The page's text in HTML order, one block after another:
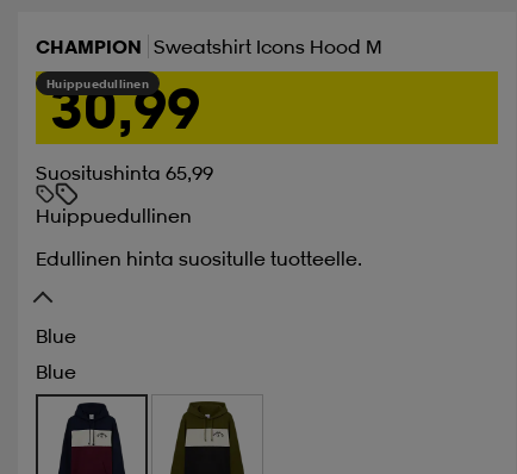
CHAMPION Sweatshirt Icons Hood M
Huippuedullinen
30,99
Suositushinta 65,99
Huippuedullinen
Edullinen hinta suositulle tuotteelle.
Blue
Blue